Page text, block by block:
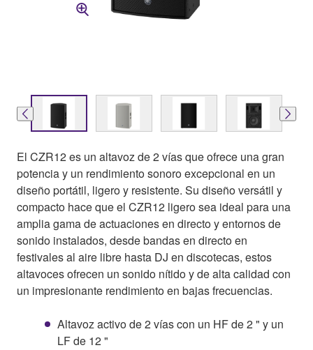
El CZR12 es un altavoz de 2 vías que ofrece una gran
potencia y un rendimiento sonoro excepcional en un
diseño portátil, ligero y resistente. Su diseño versátil y
compacto hace que el CZR12 ligero sea ideal para una
amplia gama de actuaciones en directo y entornos de
sonido instalados, desde bandas en directo en
festivales al aire libre hasta DJ en discotecas, estos
altavoces ofrecen un sonido nítido y de alta calidad con
un impresionante rendimiento en bajas frecuencias.
Altavoz activo de 2 vías con un HF de 2 " y un
LF de 12 "